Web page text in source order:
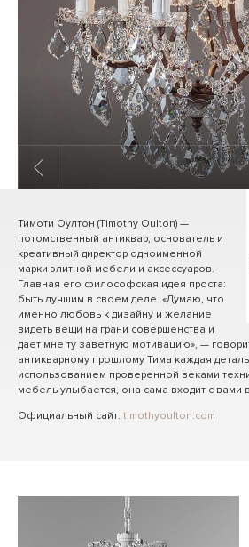
1/ 8
Тимоти Оултон (Timothy Oulton) —
потомственный антиквар, основатель и
креативный директор одноименной
марки элитной мебели и аксессуаров.
Главная его философская идея проста:
быть лучшим в своем деле. «Думаю, что
именно любовь к дизайну и желание
видеть вещи на грани совершенства и
дает мне ту заветную мотивацию», —
антикварному прошлому Тима каждая
использованием проверенной веками
мебель улыбается, она сама входит с вами в
Официальный сайт: timothyoulton.com